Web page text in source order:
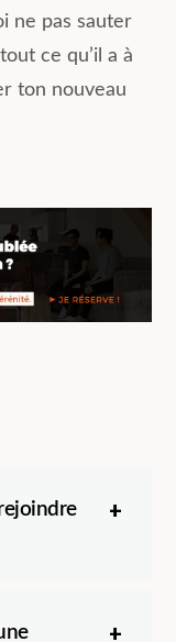
ne pas sauter
ce qu’il a à
ton nouveau